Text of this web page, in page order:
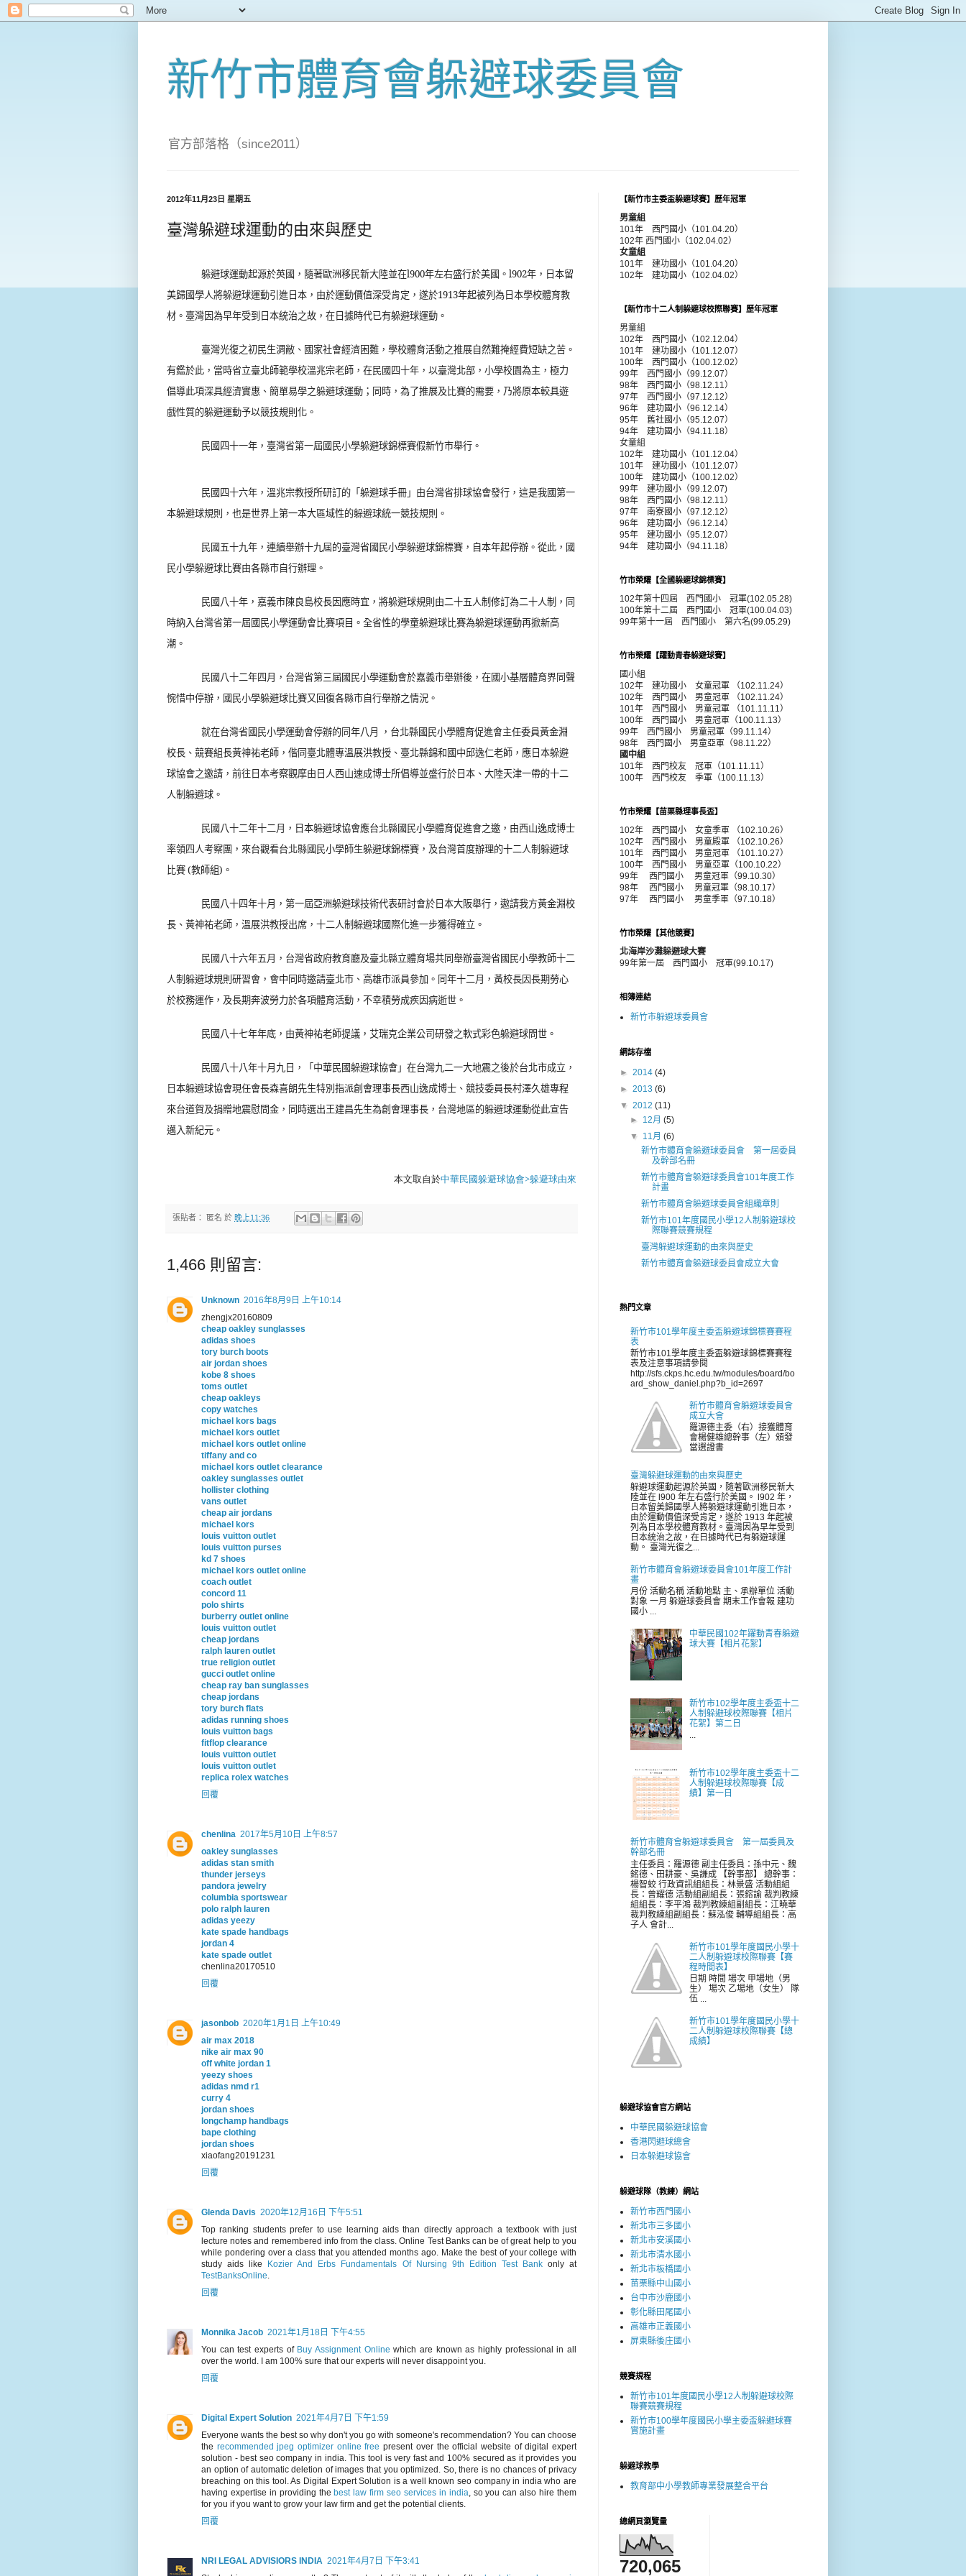
新竹市體育會躲避球委員會
官方部落格（since2011）
2012年11月23日 星期五
臺灣躲避球運動的由來與歷史
躲避球運動起源於英國，隨著歐洲移民新大陸並在l900年左右盛行於美國。 l902年，日本留
美歸國學人將躲避球運動引進日本，由於運動價值深受肯定，遂於1913年起被列為日本學校體育教
材。臺灣因為早年受到日本統治之故，在日據時代已有躲避球運動。
臺灣光復之初民生淍敝、國家社會經濟困難，學校體育活動之推展自然難掩經費短缺之苦。
有鑑於此，當時省立臺北師範學校溫兆宗老師，在民國四十年，以臺灣北部，小學校園為主，極力
倡導此項深具經濟實惠、簡單易學之躲避球運動；同時，為了推展及比賽的需要，乃將原本較具遊
戲性質的躲避運動予以競技規則化。
民國四十一年，臺灣省第一屆國民小學躲避球錦標賽假新竹市舉行。
民國四十六年，溫兆宗教授所研訂的「躲避球手冊」由台灣省排球協會發行，這是我國第一
本躲避球規則，也是世界上第一本大區域性的躲避球統一競技規則。
民國五十九年，連續舉辦十九屆的臺灣省國民小學躲避球錦標賽，自本年起停辦。從此，國
民小學躲避球比賽由各縣市自行辦理。
民國八十年，嘉義市陳良島校長因應時宜，將躲避球規則由二十五人制修訂為二十人制，同
時納入台灣省第一屆國民小學運動會比賽項目。全省性的學童躲避球比賽為躲避球運動再掀新高
潮。
民國八十二年四月，台灣省第三屆國民小學運動會於嘉義市舉辦後，在國小基層體育界同聲
惋惜中停辦，國民小學躲避球比賽又回復各縣市自行舉辦之情況。
就在台灣省國民小學運動會停辦的同年八月 ，台北縣國民小學體育促進會主任委員黃金淵
校長、競賽組長黃神祐老師，偕同臺北體專溫展洪教授、臺北縣錦和國中邱逸仁老師，應日本躲避
球協會之邀請，前往日本考察觀摩由日人西山速成博士所倡導並盛行於日本、大陸天津一帶的十二
人制躲避球。
民國八十二年十二月，日本躲避球協會應台北縣國民小學體育促進會之邀，由西山逸成博士
率領四人考察團，來台觀看台北縣國民小學師生躲避球錦標賽，及台灣首度辦理的十二人制躲避球
比賽(教師組) 。
民國八十四年十月，第一屆亞洲躲避球技術代表研討會於日本大阪舉行，遨請我方黃金淵校
長、黃神祐老師，溫展洪教授出席，十二人制躲避球國際化進一步獲得確立。
民國八十六年五月，台灣省政府教育廳及臺北縣立體育場共同舉辦臺灣省國民小學教師十二
人制躲避球規則研習會，會中同時邀請臺北市、高雄市派員參加。同年十二月，黃校長因長期勞心
於校務運作，及長期奔波勞力於各項體育活動，不幸積勞成疾因病逝世。
民國八十七年年底，由黃神祐老師提議，艾瑞克企業公司研發之軟式彩色躲避球問世。
民國八十八年十月九日，「中華民國躲避球協會」在台灣九二一大地震之後於台北市成立，
日本躲避球協會現任會長森喜朗先生特別指派創會理事長西山逸成博士、競技委員長村澤久雄專程
來台道賀及捐贈地震慰問金，同時選出王建昌先生為創會理事長，台灣地區的躲避球運動從此宣告
邁入新紀元。
本文取自於中華民國躲避球協會>躲避球由來
張貼者： 匿名 於 晚上11:36
1,466 則留言:
Unknown 2016年8月9日 上午10:14
zhengjx20160809
cheap oakley sunglasses
adidas shoes
tory burch boots
air jordan shoes
kobe 8 shoes
toms outlet
cheap oakleys
copy watches
michael kors bags
michael kors outlet
michael kors outlet online
tiffany and co
michael kors outlet clearance
oakley sunglasses outlet
hollister clothing
vans outlet
cheap air jordans
michael kors
louis vuitton outlet
louis vuitton purses
kd 7 shoes
michael kors outlet online
coach outlet
concord 11
polo shirts
burberry outlet online
louis vuitton outlet
cheap jordans
ralph lauren outlet
true religion outlet
gucci outlet online
cheap ray ban sunglasses
cheap jordans
tory burch flats
adidas running shoes
louis vuitton bags
fitflop clearance
louis vuitton outlet
louis vuitton outlet
replica rolex watches
回覆
chenlina 2017年5月10日 上午8:57
oakley sunglasses
adidas stan smith
thunder jerseys
pandora jewelry
columbia sportswear
polo ralph lauren
adidas yeezy
kate spade handbags
jordan 4
kate spade outlet
chenlina20170510
回覆
jasonbob 2020年1月1日 上午10:49
air max 2018
nike air max 90
off white jordan 1
yeezy shoes
adidas nmd r1
curry 4
jordan shoes
longchamp handbags
bape clothing
jordan shoes
xiaofang20191231
回覆
Glenda Davis 2020年12月16日 下午5:51
Top ranking students prefer to use learning aids than directly approach a textbook with just
lecture notes and remembered info from the class. Online Test Banks can be of great help to you
while pondering over a class that you attended months ago. Make the best of your college with
study aids like
Kozier And Erbs Fundamentals Of Nursing 9th Edition Test Bankonly at
TestBanksOnline.
回覆
Monnika Jacob 2021年1月18日 下午4:55
You can test experts of Buy Assignment Online which are known as highly professional in all
over the world. I am 100% sure that our experts will never disappoint you.
回覆
Digital Expert Solution 2021年4月7日 下午1:59
Everyone wants the best so why don't you go with someone's recommendation? You can choose
the recommended jpeg optimizer online free present over the official website of digital expert
solution - best seo company in india. This tool is very fast and 100% secured as it provides you
an option of automatic deletion of images that you optimized. So, there is no chances of privacy
breaching on this tool. As Digital Expert Solution is a well known seo company in india who are
having expertise in providing the best law firm seo services in india, so you can also hire them
for you if you want to grow your law firm and get the potential clients.
回覆
NRI LEGAL ADVISIORS INDIA 2021年4月7日 下午3:41
【新竹市主委盃躲避球賽】歷年冠軍
男童組
101年 西門國小（101.04.20）
102年 西門國小（102.04.02）
女童組
101年 建功國小（101.04.20）
102年 建功國小（102.04.02）
【新竹市十二人制躲避球校際聯賽】歷年冠軍
男童組
102年 西門國小（102.12.04）
101年 建功國小（101.12.07）
100年 西門國小（100.12.02）
99年 西門國小（99.12.07）
98年 西門國小（98.12.11）
97年 西門國小（97.12.12）
96年 建功國小（96.12.14）
95年 舊社國小（95.12.07）
94年 建功國小（94.11.18）
女童組
102年 建功國小（101.12.04）
101年 建功國小（101.12.07）
100年 建功國小（100.12.02）
99年 建功國小（99.12.07)
98年 西門國小（98.12.11）
97年 南寮國小（97.12.12）
96年 建功國小（96.12.14）
95年 建功國小（95.12.07）
94年 建功國小（94.11.18）
竹市榮耀【全國躲避球錦標賽】
102年第十四屆 西門國小 冠軍(102.05.28)
100年第十二屆 西門國小 冠軍(100.04.03)
99年第十一屆 西門國小 第六名(99.05.29)
竹市榮耀【躍動青春躲避球賽】
國小組
102年 建功國小 女童冠軍 （102.11.24）
102年 西門國小 男童冠軍 （102.11.24）
101年 西門國小 男童冠軍 （101.11.11）
100年 西門國小 男童冠軍（100.11.13）
99年 西門國小 男童冠軍（99.11.14）
98年 西門國小 男童亞軍（98.11.22）
國中組
101年 西門校友 冠軍（101.11.11）
100年 西門校友 季軍（100.11.13）
竹市榮耀【苗栗縣理事長盃】
102年 西門國小 女童季軍 （102.10.26）
102年 西門國小 男童殿軍 （102.10.26）
101年 西門國小 男童冠軍 （101.10.27）
100年 西門國小 男童亞軍（100.10.22）
99年 西門國小 男童冠軍（99.10.30）
98年 西門國小 男童冠軍（98.10.17）
97年 西門國小 男童季軍（97.10.18）
竹市榮耀【其他競賽】
北海岸沙灘躲避球大賽
99年第一屆 西門國小 冠軍(99.10.17)
相簿連結
新竹市躲避球委員會
網誌存檔
► 2014 (4)
► 2013 (6)
▼ 2012 (11)
► 12月(5)
▼ 11月(6)
新竹市體育會躲避球委員會 第一屆委員
及幹部名冊
新竹市體育會躲避球委員會101年度工作
計畫
新竹市體育會躲避球委員會組織章則
新竹市101年度國民小學12人制躲避球校
際聯賽競賽規程
臺灣躲避球運動的由來與歷史
新竹市體育會躲避球委員會成立大會
熱門文章
新竹市101學年度主委盃躲避球錦標賽賽程
表
新竹市101學年度主委盃躲避球錦標賽賽程
表及注意事項請參閱
http://sfs.ckps.hc.edu.tw/modules/board/bo
ard_show_daniel.php?b_id=2697
新竹市體育會躲避球委員會
成立大會
羅源德主委（右）接獲體育
會楊健雄總幹事（左）頒發
當選證書
臺灣躲避球運動的由來與歷史
躲避球運動起源於英國，隨著歐洲移民新大
陸並在 l900 年左右盛行於美國。 l902 年，
日本留美歸國學人將躲避球運動引進日本，
由於運動價值深受肯定，遂於 1913 年起被
列為日本學校體育教材。臺灣因為早年受到
日本統治之故，在日據時代已有躲避球運
動。 臺灣光復之...
新竹市體育會躲避球委員會101年度工作計
畫
月份 活動名稱 活動地點 主、承辦單位 活動
對象 一月 躲避球委員會 期末工作會報 建功
國小 ...
中華民國102年躍動青春躲避
球大賽【相片花絮】
新竹市102學年度主委盃十二
人制躲避球校際聯賽【相片
花絮】第二日
...
新竹市102學年度主委盃十二
人制躲避球校際聯賽【成
績】第一日
新竹市體育會躲避球委員會 第一屆委員及
幹部名冊
主任委員：羅源德 副主任委員：孫中元、魏
銘德、田耕豪、吳謙成 【幹事部】 總幹事：
楊智蛟 行政資訊組組長：林景盛 活動組組
長：曾耀德 活動組副組長：張鎔諭 裁判教練
組組長：李平鴻 裁判教練組副組長：江曉華
裁判教練組副組長：蘇泓俊 輔導組組長：高
子人 會計...
新竹市101學年度國民小學十
二人制躲避球校際聯賽【賽
程時間表】
日期 時間 場次 甲場地（男
生） 場次 乙場地（女生） 隊
伍 ...
新竹市101學年度國民小學十
二人制躲避球校際聯賽【總
成績】
躲避球協會官方網站
中華民國躲避球協會
香港閃避球總會
日本躲避球協會
躲避球隊（教練）網站
新竹市西門國小
新北市三多國小
新北市安溪國小
新北市清水國小
新北市板橋國小
苗栗縣中山國小
台中市沙鹿國小
彰化縣田尾國小
高雄市正義國小
屏東縣後庄國小
競賽規程
新竹市101年度國民小學12人制躲避球校際
聯賽競賽規程
新竹市100學年度國民小學主委盃躲避球賽
實施計畫
躲避球教學
教育部中小學教師專業發展整合平台
總網頁瀏覽量
720,065